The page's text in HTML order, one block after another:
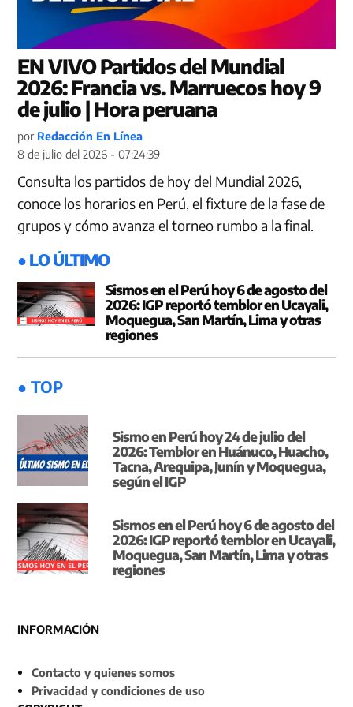
EN VIVO Partidos del Mundial
2026: Francia vs. Marruecos hoy 9
de julio | Hora peruana
por Redacción En Línea
8 de julio del 2026 - 07:24:39
Consulta los partidos de hoy del Mundial 2026,
conoce los horarios en Perú, el fixture de la fase de
grupos y cómo avanza el torneo rumbo a la final.
● LO ÚLTIMO
Sismos en el Perú hoy 6 de agosto del
2026: IGP reportó temblor en Ucayali,
Moquegua, San Martín, Lima y otras
regiones
● TOP
Sismo en Perú hoy 24 de julio del
2026: Temblor en Huánuco, Huacho,
Tacna, Arequipa, Junín y Moquegua,
según el IGP
Sismos en el Perú hoy 6 de agosto del
2026: IGP reportó temblor en Ucayali,
Moquegua, San Martín, Lima y otras
regiones
INFORMACIÓN
Contacto y quienes somos
Privacidad y condiciones de uso